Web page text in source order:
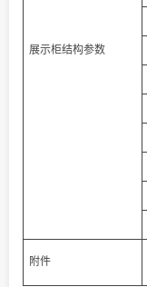
展示柜结构参数
附件